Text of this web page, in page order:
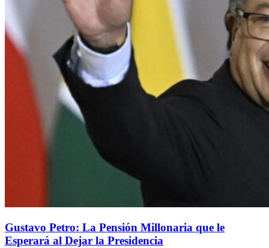
Gustavo Petro: La Pensión Millonaria que le
Esperará al Dejar la Presidencia